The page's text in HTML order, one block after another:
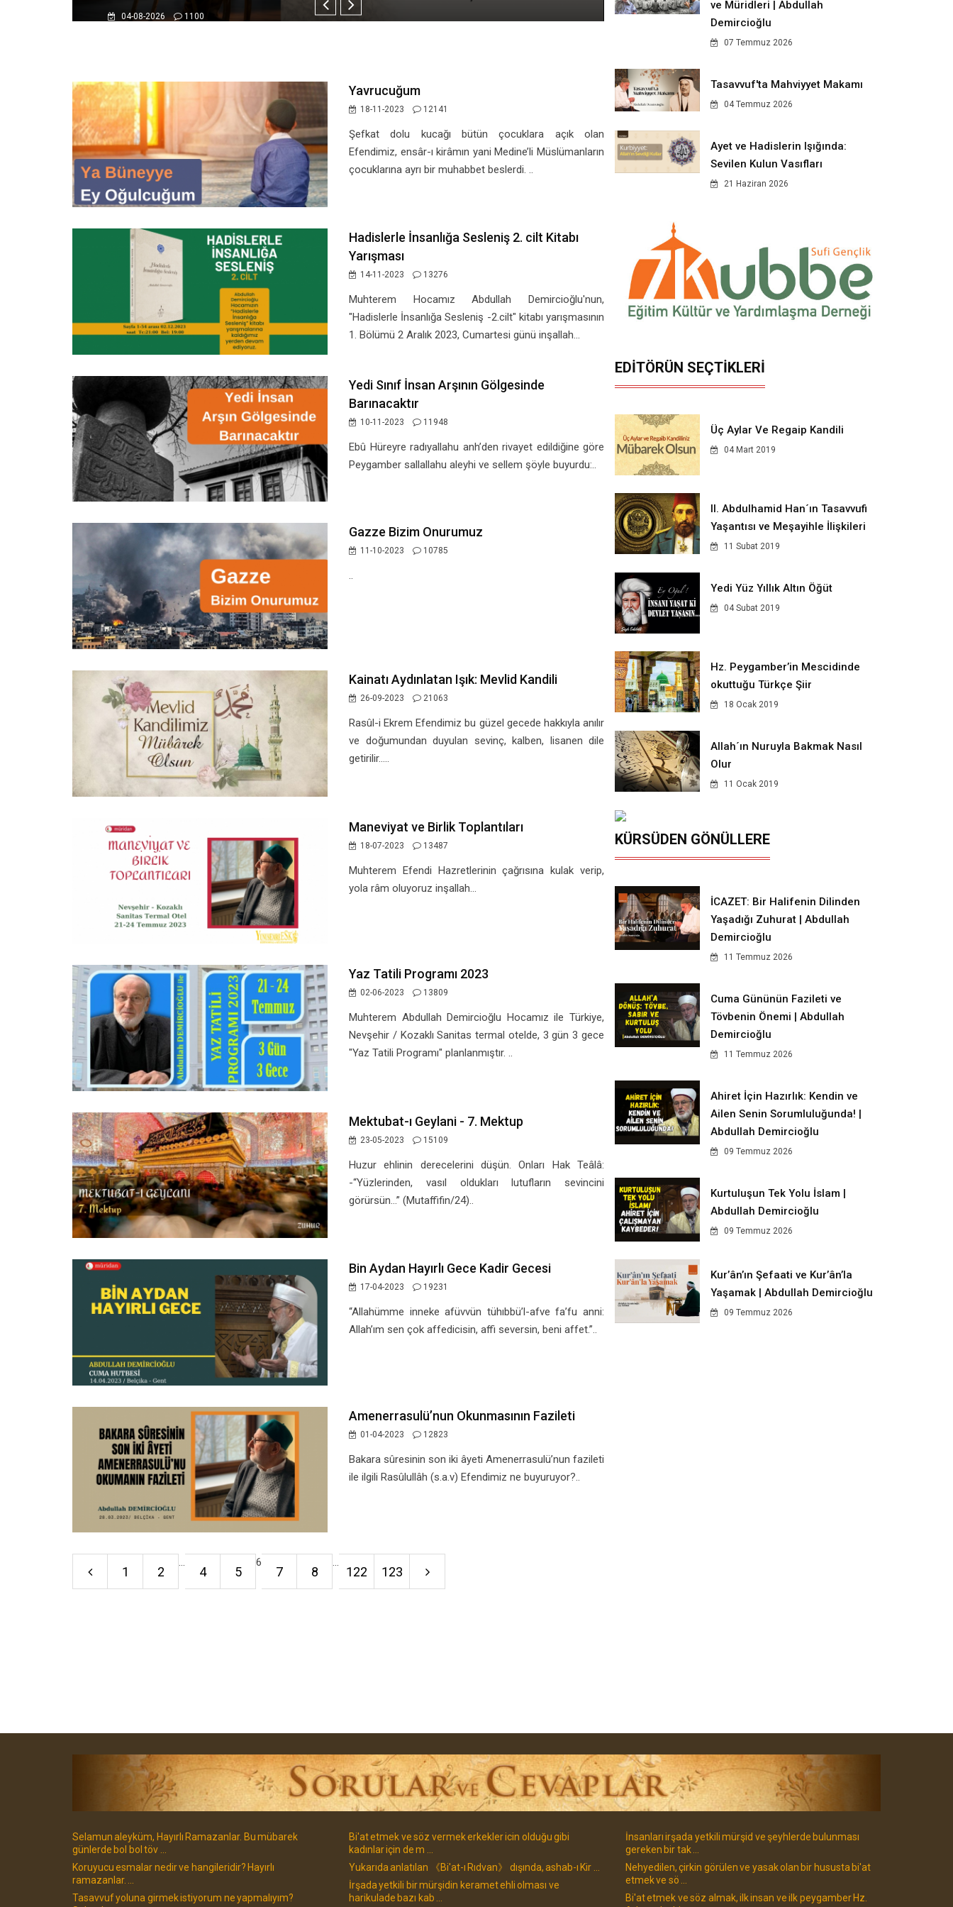
Yavrucuğum
18-11-2023 12141
Şefkat dolu kucağı bütün çocuklara açık olan
Efendimiz, ensâr-ı kirâmın yani Medine’li Müslümanların
çocuklarına ayrı bir muhabbet beslerdi. ..
Hadislerle İnsanlığa Sesleniş 2. cilt Kitabı
Yarışması
14-11-2023 13276
Muhterem Hocamız Abdullah Demircioğlu'nun,
"Hadislerle İnsanlığa Sesleniş -2.cilt" kitabı yarışmasının
1. Bölümü 2 Aralık 2023, Cumartesi günü inşallah...
Yedi Sınıf İnsan Arşının Gölgesinde
Barınacaktır
10-11-2023 11948
Ebû Hüreyre radıyallahu anh’den rivayet edildiğine göre
Peygamber sallallahu aleyhi ve sellem şöyle buyurdu:..
Gazze Bizim Onurumuz
11-10-2023 10785
..
Kainatı Aydınlatan Işık: Mevlid Kandili
26-09-2023 21063
Rasûl-i Ekrem Efendimiz bu güzel gecede hakkıyla anılır
ve doğumundan duyulan sevinç, kalben, lisanen dile
getirilir.....
Maneviyat ve Birlik Toplantıları
18-07-2023 13487
Muhterem Efendi Hazretlerinin çağrısına kulak verip,
yola râm oluyoruz inşallah...
Yaz Tatili Programı 2023
02-06-2023 13809
Muhterem Abdullah Demircioğlu Hocamız ile Türkiye,
Nevşehir / Kozaklı Sanitas termal otelde, 3 gün 3 gece
"Yaz Tatili Programı" planlanmıştır. ..
Mektubat-ı Geylani - 7. Mektup
23-05-2023 15109
Huzur ehlinin derecelerini düşün. Onları Hak Teâlâ:
-“Yüzlerinden, vasıl oldukları lutufların sevincini
görürsün…” (Mutaffifin/24)..
Bin Aydan Hayırlı Gece Kadir Gecesi
17-04-2023 19231
“Allahümme inneke afüvvün tühıbbü’l-afve fa’fu anni:
Allah’ım sen çok affedicisin, affi seversin, beni affet.”..
Amenerrasulü’nun Okunmasının Fazileti
01-04-2023 12823
Bakara sûresinin son iki âyeti Amenerrasulü’nun fazileti
ile ilgili Rasûlullâh (s.a.v) Efendimiz ne buyuruyor?..
1 2
...
4 5
6
7 8
...
122 123
ve Müridleri | Abdullah
Demircioğlu
07 Temmuz 2026
Tasavvuf'ta Mahviyyet Makamı
04 Temmuz 2026
Ayet ve Hadislerin Işığında:
Sevilen Kulun Vasıfları
21 Haziran 2026
EDİTÖRÜN SEÇTİKLERİ
Üç Aylar Ve Regaip Kandili
04 Mart 2019
II. Abdulhamid Han´ın Tasavvufi
Yaşantısı ve Meşayihle İlişkileri
11 Subat 2019
Yedi Yüz Yıllık Altın Öğüt
04 Subat 2019
Hz. Peygamber’in Mescidinde
okuttuğu Türkçe Şiir
18 Ocak 2019
Allah´ın Nuruyla Bakmak Nasıl
Olur
11 Ocak 2019
KÜRSÜDEN GÖNÜLLERE
İCAZET: Bir Halifenin Dilinden
Yaşadığı Zuhurat | Abdullah
Demircioğlu
11 Temmuz 2026
Cuma Gününün Fazileti ve
Tövbenin Önemi | Abdullah
Demircioğlu
11 Temmuz 2026
Ahiret İçin Hazırlık: Kendin ve
Ailen Senin Sorumluluğunda! |
Abdullah Demircioğlu
09 Temmuz 2026
Kurtuluşun Tek Yolu İslam |
Abdullah Demircioğlu
09 Temmuz 2026
Kur’ân’ın Şefaati ve Kur’ân’la
Yaşamak | Abdullah Demircioğlu
09 Temmuz 2026
Selamun aleyküm, Hayırlı Ramazanlar. Bu mübarek
günlerde bol bol töv ...
Koruyucu esmalar nedir ve hangileridir? Hayırlı
ramazanlar. ...
Tasavvuf yoluna girmek istiyorum ne yapmalıyım?
Bi'at etmek ve söz vermek erkekler icin olduğu gibi
kadınlar için de m ...
Yukarıda anlatılan 《Bi'at-ı Rıdvan》 dışında, ashab-ı Kir ...
İrşada yetkili bir mürşidin keramet ehli olması ve
harikulade bazı kab ...
İnsanları irşada yetkili mürşid ve şeyhlerde bulunması
gereken bir tak ...
Nehyedilen, çirkin görülen ve yasak olan bir hususta bi'at
etmek ve sö ...
Bi'at etmek ve söz almak, ilk insan ve ilk peygamber Hz.